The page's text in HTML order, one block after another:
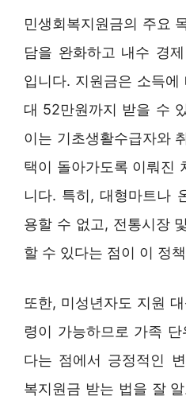
민생회복지원금의 주요
담을 완화하고 내수 경
입니다. 지원금은 소득
대 52만원까지 받을 수
이는 기초생활수급자와
택이 돌아가도록 이뤄진
니다. 특히, 대형마트나
용할 수 없고, 전통시장
할 수 있다는 점이 이 정
또한, 미성년자도 지원
령이 가능하므로 가족
다는 점에서 긍정적인
복지원금 받는 법을 잘